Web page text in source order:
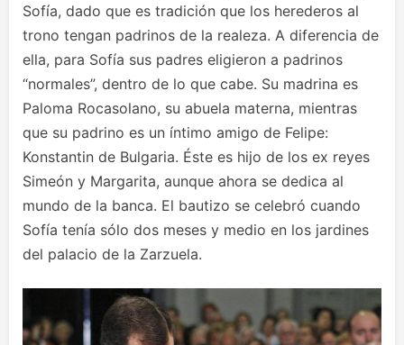
Sofía, dado que es tradición que los herederos al
trono tengan padrinos de la realeza. A diferencia de
ella, para Sofía sus padres eligieron a padrinos
“normales”, dentro de lo que cabe. Su madrina es
Paloma Rocasolano, su abuela materna, mientras
que su padrino es un íntimo amigo de Felipe:
Konstantin de Bulgaria. Éste es hijo de los ex reyes
Simeón y Margarita, aunque ahora se dedica al
mundo de la banca. El bautizo se celebró cuando
Sofía tenía sólo dos meses y medio en los jardines
del palacio de la Zarzuela.